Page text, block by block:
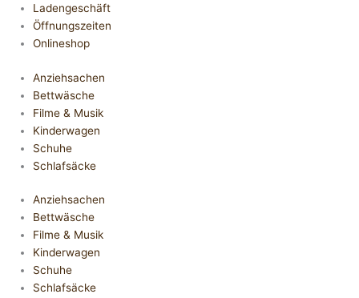
Ladengeschäft
Öffnungszeiten
Onlineshop
Anziehsachen
Bettwäsche
Filme & Musik
Kinderwagen
Schuhe
Schlafsäcke
Anziehsachen
Bettwäsche
Filme & Musik
Kinderwagen
Schuhe
Schlafsäcke